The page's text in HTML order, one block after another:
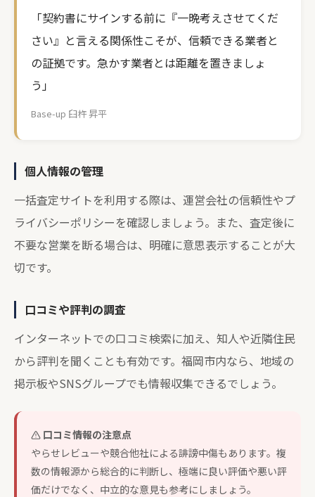
「契約書にサインする前に『一晩考えさせてくだ
さい』と言える関係性こそが、信頼できる業者と
の証拠です。急かす業者とは距離を置きましょ
う」
Base-up 臼杵 昇平
個人情報の管理
一括査定サイトを利用する際は、運営会社の信頼性やプ
ライバシーポリシーを確認しましょう。また、査定後に
不要な営業を断る場合は、明確に意思表示することが大
切です。
口コミや評判の調査
インターネットでの口コミ検索に加え、知人や近隣住民
から評判を聞くことも有効です。福岡市内なら、地域の
掲示板やSNSグループでも情報収集できるでしょう。
口コミ情報の注意点
やらせレビューや競合他社による誹謗中傷もあります。複
数の情報源から総合的に判断し、極端に良い評価や悪い評
価だけでなく、中立的な意見も参考にしましょう。